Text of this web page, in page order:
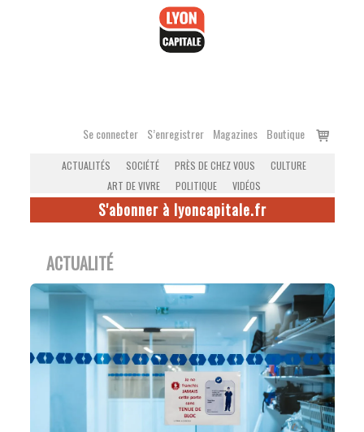
Se connecter S’enregistrer Magazines Boutique
Voir
ACTUALITÉS SOCIÉTÉ PRÈS DE CHEZ VOUS
CULTURE
ART DE VIVRE
POLITIQUE VIDÉOS
S'abonner à lyoncapitale.fr
ACTUALITÉ